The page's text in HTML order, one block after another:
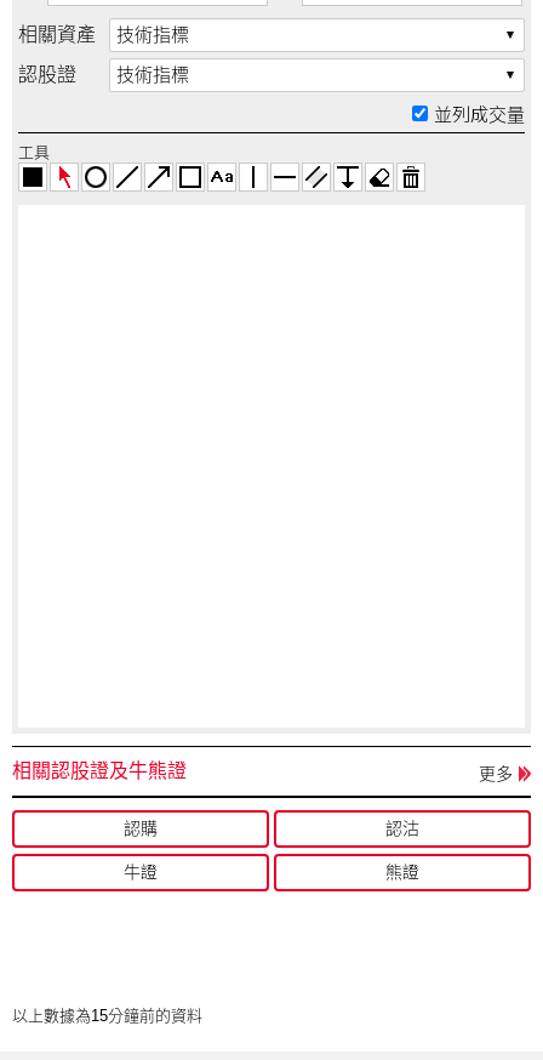
相關資產
技術指標
認股證
技術指標
並列成交量
工具
相關認股證及牛熊證 更多
認購 認沽
牛證 熊證
以上數據為15分鐘前的資料